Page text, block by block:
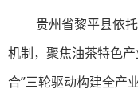
贵州省黎平县依
机制，聚焦油茶特色
合”三轮驱动构建全产